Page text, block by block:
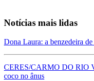
Notícias mais lidas
Dona Laura: a benzedeira
CERES/CARMO DO RIO
coco no ânus